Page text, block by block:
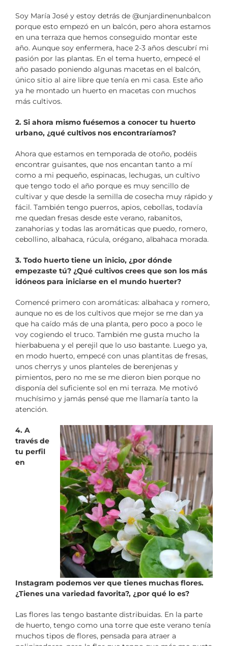
Soy María José y estoy detrás de @unjardinenunbalcon
porque esto empezó en un balcón, pero ahora estamos
en una terraza que hemos conseguido montar este
año. Aunque soy enfermera, hace 2-3 años descubrí mi
pasión por las plantas. En el tema huerto, empecé el
año pasado poniendo algunas macetas en el balcón,
único sitio al aire libre que tenía en mi casa. Este año
ya he montado un huerto en macetas con muchos
más cultivos.
2. Si ahora mismo fuésemos a conocer tu huerto
urbano, ¿qué cultivos nos encontraríamos?
Ahora que estamos en temporada de otoño, podéis
encontrar guisantes, que nos encantan tanto a mí
como a mi pequeño, espinacas, lechugas, un cultivo
que tengo todo el año porque es muy sencillo de
cultivar y que desde la semilla de cosecha muy rápido y
fácil. También tengo puerros, apios, cebollas, todavía
me quedan fresas desde este verano, rabanitos,
zanahorias y todas las aromáticas que puedo, romero,
cebollino, albahaca, rúcula, orégano, albahaca morada.
3. Todo huerto tiene un inicio, ¿por dónde
empezaste tú? ¿Qué cultivos crees que son los más
idóneos para iniciarse en el mundo huerter?
Comencé primero con aromáticas: albahaca y romero,
aunque no es de los cultivos que mejor se me dan ya
que ha caído más de una planta, pero poco a poco le
voy cogiendo el truco. También me gusta mucho la
hierbabuena y el perejil que lo uso bastante. Luego ya,
en modo huerto, empecé con unas plantitas de fresas,
unos cherrys y unos planteles de berenjenas y
pimientos, pero no me se me dieron bien porque no
disponía del suficiente sol en mi terraza. Me motivó
muchísimo y jamás pensé que me llamaría tanto la
atención.
4. A
través de
tu perfil
en
Instagram podemos ver que tienes muchas flores.
¿Tienes una variedad favorita?, ¿por qué lo es?
Las flores las tengo bastante distribuidas. En la parte
de huerto, tengo como una torre que este verano tenía
muchos tipos de flores, pensada para atraer a